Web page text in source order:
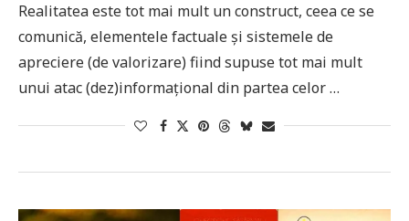
Realitatea este tot mai mult un construct, ceea ce se
comunică, elementele factuale și sistemele de
apreciere (de valorizare) fiind supuse tot mai mult
unui atac (dez)informațional din partea celor …